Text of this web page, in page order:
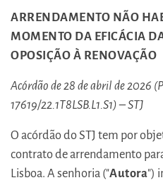
ARRENDAMENTO NÃO
MOMENTO DA EFICÁCIA
OPOSIÇÃO À RENOVAÇÃO
Acórdão de 28 de abril de 2026
17619/22.1T8LSB.L1.S1) – STJ
O acórdão do STJ tem por
contrato de arrendamento
Lisboa. A senhoria ("Autora")